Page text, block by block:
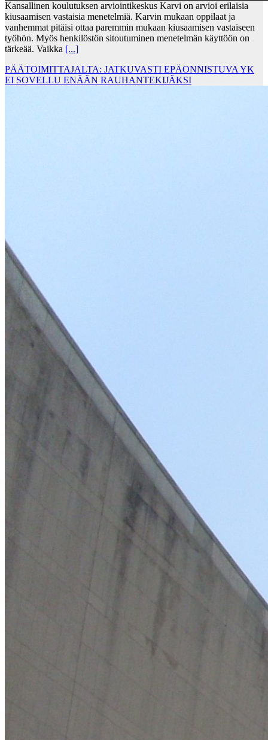
Kansallinen koulutuksen arviointikeskus Karvi on arvioi erilaisia
kiusaamisen vastaisia menetelmiä. Karvin mukaan oppilaat ja
vanhemmat pitäisi ottaa paremmin mukaan kiusaamisen vastaiseen
työhön. Myös henkilöstön sitoutuminen menetelmän käyttöön on
tärkeää. Vaikka [...]
PÄÄTOIMITTAJALTA: JATKUVASTI EPÄONNISTUVA YK
EI SOVELLU ENÄÄN RAUHANTEKIJÄKSI